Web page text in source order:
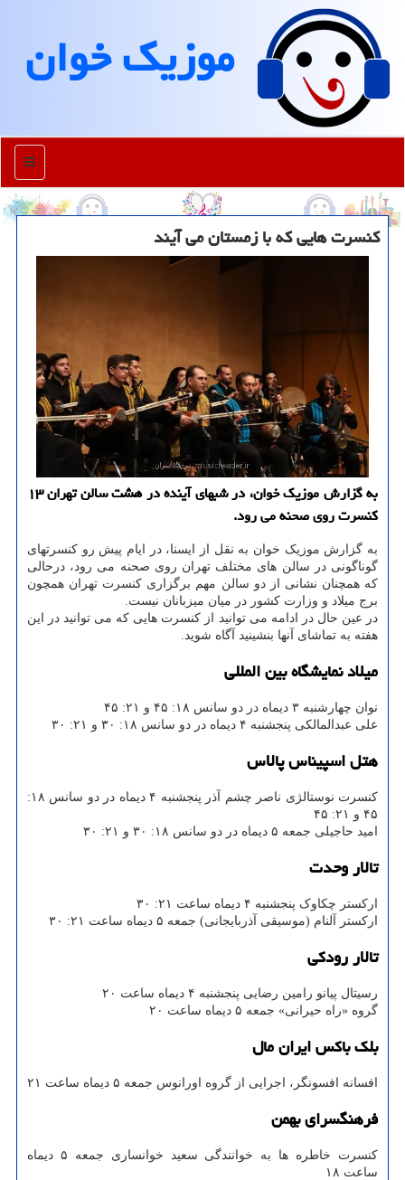
موزیك خوان
منو
کنسرت هایی که با زمستان می آیند
به گزارش موزیک خوان، در شبهای آینده در هشت سالن تهران ۱۳
کنسرت روی صحنه می رود.
به گزارش موزیک خوان به نقل از ایسنا، در ایام پیش رو کنسرتهای
گوناگونی در سالن های مختلف تهران روی صحنه می رود، درحالی
که همچنان نشانی از دو سالن مهم برگزاری کنسرت تهران همچون
برج میلاد و وزارت کشور در میان میزبانان نیست.
در عین حال در ادامه می توانید از کنسرت هایی که می توانید در این
هفته به تماشای آنها بنشینید آگاه شوید.
میلاد نمایشگاه بین المللی
نوان چهارشنبه ۳ دیماه در دو سانس ۱۸: ۴۵ و ۲۱: ۴۵
علی عبدالمالکی پنجشنبه ۴ دیماه در دو سانس ۱۸: ۳۰ و ۲۱: ۳۰
هتل اسپیناس پالاس
کنسرت نوستالژی ناصر چشم آذر پنجشنبه ۴ دیماه در دو سانس ۱۸:
۴۵ و ۲۱: ۴۵
امید حاجیلی جمعه ۵ دیماه در دو سانس ۱۸: ۳۰ و ۲۱: ۳۰
تالار وحدت
ارکستر چکاوک پنجشنبه ۴ دیماه ساعت ۲۱: ۳۰
ارکستر آلنام (موسیقی آذربایجانی) جمعه ۵ دیماه ساعت ۲۱: ۳۰
تالار رودکی
رسیتال پیانو رامین رضایی پنجشنبه ۴ دیماه ساعت ۲۰
گروه «راه حیرانی» جمعه ۵ دیماه ساعت ۲۰
بلک باکس ایران مال
افسانه افسونگر، اجرایی از گروه اورانوس جمعه ۵ دیماه ساعت ۲۱
فرهنگسرای بهمن
کنسرت خاطره ها به خوانندگی سعید خوانساری جمعه ۵ دیماه
ساعت ۱۸